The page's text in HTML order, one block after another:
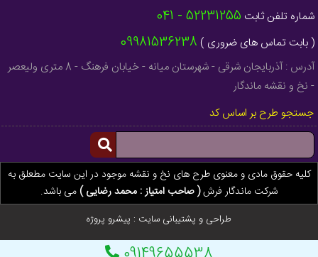
شماره تلفن ثابت 52231255 - 041
( بابت تماس های ضروری ) 09981536238
آدرس : آذربایجان شرقی - شهرستان میانه - خیابان فرهنگ - 8 متری ولیعصر
- نخ و نقشه ماندگار
جستجو طرح بر اساس کد
کلیه حقوق مادی و معنوی طرح های نخ و نقشه موجود در این سایت مطعلق به
شرکت ماندگار فرش( صاحب امتیاز : محمد رضایی )می باشد.
طراحی و پشتیبانی سایت : پیشرو پروژه